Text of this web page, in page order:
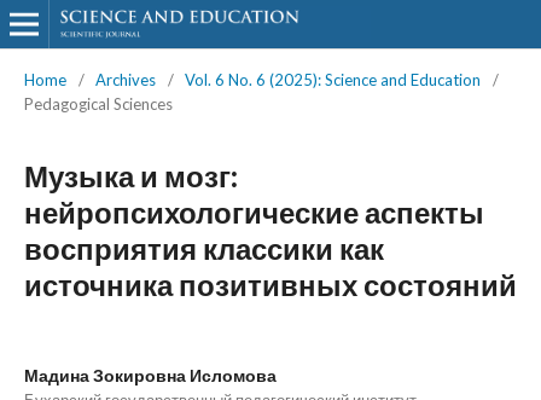
Home / Archives / Vol. 6 No. 6 (2025): Science and Education
/
Pedagogical Sciences
Музыка и мозг:
нейропсихологические аспекты
восприятия классики как
источника позитивных состояний
Мадина Зокировна Исломова